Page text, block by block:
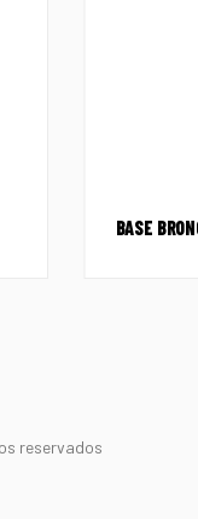
BASE
reservados